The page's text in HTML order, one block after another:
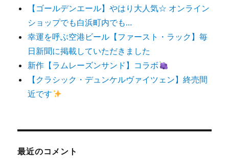
【ゴールデンエール】やはり大人気☆ オンライン
ショップでも白浜町内でも…
幸運を呼ぶ空港ビール【ファースト・ラック】毎
日新聞に掲載していただきました
新作【ラムレーズンサンド】コラボ
【クラシック・デュンケルヴァイツェン】終売間
近です
最近のコメント